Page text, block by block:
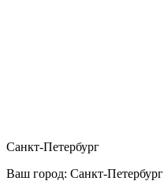
Санкт-Петербург
Ваш город: Санкт-Петербург